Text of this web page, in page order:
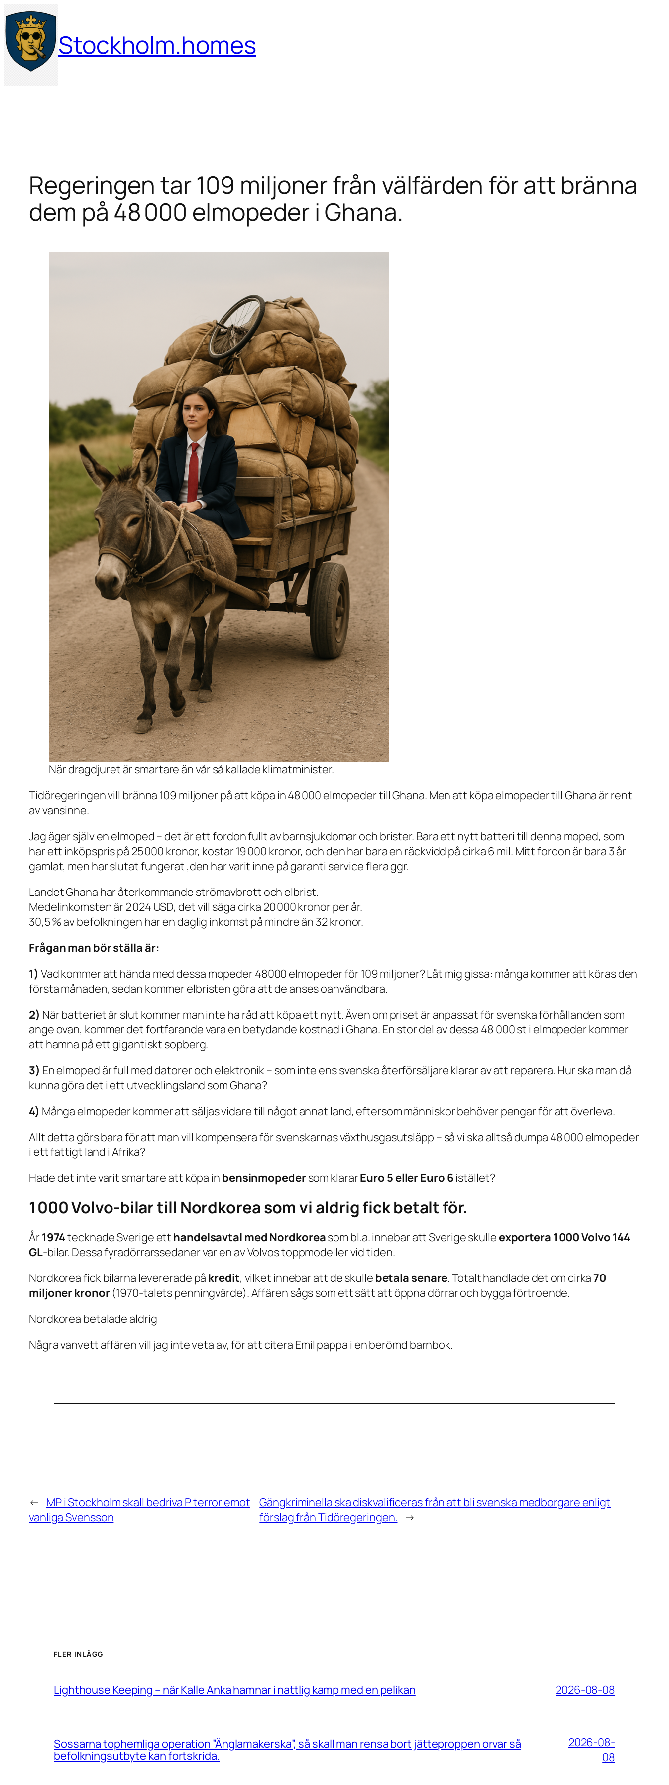
Hoppa
till
innehåll
Stockholm.homes
Regeringen tar 109 miljoner från välfärden för att bränna
dem på 48 000 elmopeder i Ghana.
När dragdjuret är smartare än vår så kallade klimatminister.
Tidöregeringen vill bränna 109 miljoner på att köpa in 48 000 elmopeder till Ghana. Men att köpa elmopeder till Ghana är rent
av vansinne.
Jag äger själv en elmoped – det är ett fordon fullt av barnsjukdomar och brister. Bara ett nytt batteri till denna moped, som
har ett inköpspris på 25 000 kronor, kostar 19 000 kronor, och den har bara en räckvidd på cirka 6 mil. Mitt fordon är bara 3 år
gamlat, men har slutat fungerat ,den har varit inne på garanti service flera ggr.
Landet Ghana har återkommande strömavbrott och elbrist.
Medelinkomsten är 2 024 USD, det vill säga cirka 20 000 kronor per år.
30,5 % av befolkningen har en daglig inkomst på mindre än 32 kronor.
Frågan man bör ställa är:
1) Vad kommer att hända med dessa mopeder 48000 elmopeder för 109 miljoner? Låt mig gissa: många kommer att köras den
första månaden, sedan kommer elbristen göra att de anses oanvändbara.
2) När batteriet är slut kommer man inte ha råd att köpa ett nytt. Även om priset är anpassat för svenska förhållanden som
ange ovan, kommer det fortfarande vara en betydande kostnad i Ghana. En stor del av dessa 48 000 st i elmopeder kommer
att hamna på ett gigantiskt sopberg.
3) En elmoped är full med datorer och elektronik – som inte ens svenska återförsäljare klarar av att reparera. Hur ska man då
kunna göra det i ett utvecklingsland som Ghana?
4) Många elmopeder kommer att säljas vidare till något annat land, eftersom människor behöver pengar för att överleva.
Allt detta görs bara för att man vill kompensera för svenskarnas växthusgasutsläpp – så vi ska alltså dumpa 48 000 elmopeder
i ett fattigt land i Afrika?
Hade det inte varit smartare att köpa in bensinmopedersom klararEuro 5 eller Euro 6istället?
1 000 Volvo-bilar till Nordkorea som vi aldrig fick betalt för.
År 1974tecknade Sverige ett handelsavtal med Nordkoreasom bl.a. innebar att Sverige skulle exportera 1 000 Volvo 144
GL-bilar. Dessa fyradörrarssedaner var en av Volvos toppmodeller vid tiden.
Nordkorea fick bilarna levererade på kredit, vilket innebar att de skulle betala senare. Totalt handlade det om cirka70
miljoner kronor(1970-talets penningvärde). Affären sågs som ett sätt att öppna dörrar och bygga förtroende.
Nordkorea betalade aldrig
Några vanvett affären vill jag inte veta av, för att citera Emil pappa i en berömd barnbok.
← MP i Stockholm skall bedriva P terror emot
vanliga Svensson
Gängkriminella ska diskvalificeras från att bli svenska medborgare enligt
förslag från Tidöregeringen. →
FLER INLÄGG
Lighthouse Keeping – när Kalle Anka hamnar i nattlig kamp med en pelikan 2026-08-08
Sossarna tophemliga operation ”Änglamakerska”, så skall man rensa bort jätteproppen orvar så
befolkningsutbyte kan fortskrida.
2026-08-
08